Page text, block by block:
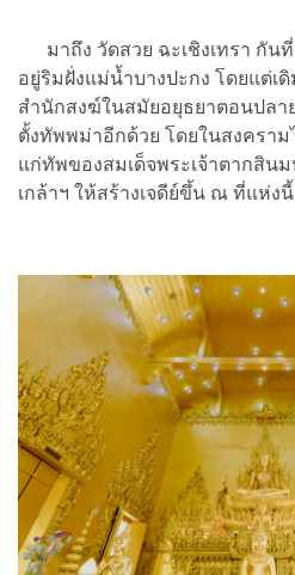
มาถึง วัดสวย ฉะเชิงเทรา กันที่
อยู่ริมฝั่งแม่น้ำบางปะกง โดยแต่เ
สำนักสงฆ์ในสมัยอยุธยาตอนปลา
ตั้งทัพพม่าอีกด้วย โดยในสงครา
แก่ทัพของสมเด็จพระเจ้าตากสิน
เกล้าฯ ให้สร้างเจดีย์ขึ้น ณ ที่แห่ง